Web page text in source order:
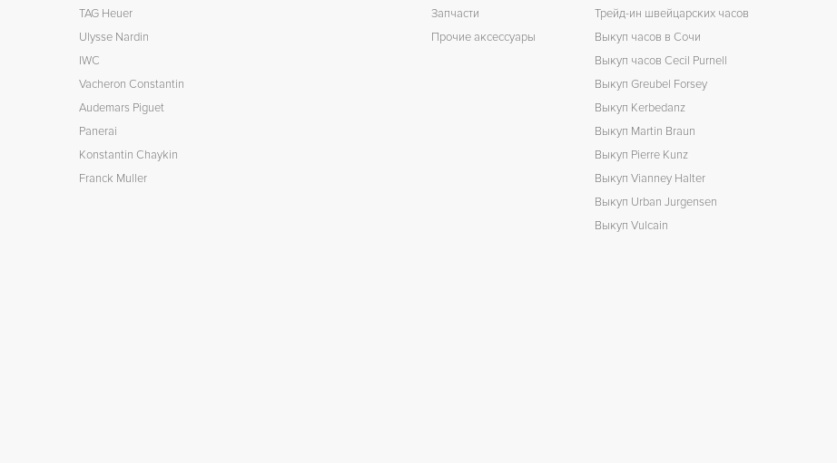
TAG Heuer
Ulysse Nardin
IWC
Vacheron Constantin
Audemars Piguet
Panerai
Konstantin Chaykin
Franck Muller
Запчасти
Прочие аксессуары
Трейд-ин швейцарских часов
Выкуп часов в Сочи
Выкуп часов Cecil Purnell
Выкуп Greubel Forsey
Выкуп Kerbedanz
Выкуп Martin Braun
Выкуп Pierre Kunz
Выкуп Vianney Halter
Выкуп Urban Jurgensen
Выкуп Vulcain